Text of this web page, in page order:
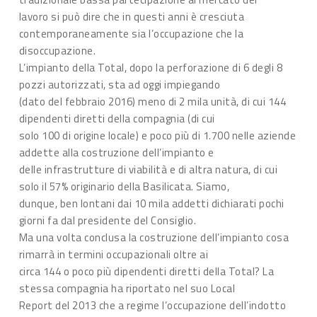
lavoro si può dire che in questi anni è cresciuta
contemporaneamente sia l’occupazione che la
disoccupazione.
L’impianto della Total, dopo la perforazione di 6 degli 8
pozzi autorizzati, sta ad oggi impiegando
(dato del febbraio 2016) meno di 2 mila unità, di cui 144
dipendenti diretti della compagnia (di cui
solo 100 di origine locale) e poco più di 1.700 nelle aziende
addette alla costruzione dell’impianto e
delle infrastrutture di viabilità e di altra natura, di cui
solo il 57% originario della Basilicata. Siamo,
dunque, ben lontani dai 10 mila addetti dichiarati pochi
giorni fa dal presidente del Consiglio.
Ma una volta conclusa la costruzione dell’impianto cosa
rimarrà in termini occupazionali oltre ai
circa 144 o poco più dipendenti diretti della Total? La
stessa compagnia ha riportato nel suo Local
Report del 2013 che a regime l’occupazione dell’indotto